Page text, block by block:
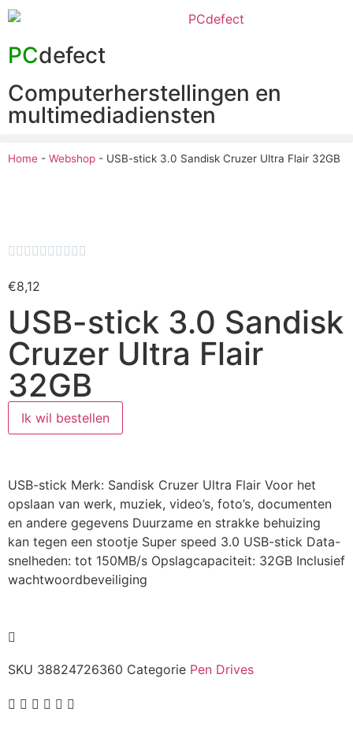
PCdefect
Computerherstellingen en
multimediadiensten
Home - Webshop - USB-stick 3.0 Sandisk Cruzer Ultra Flair 32GB
         
€8,12
USB-stick 3.0 Sandisk
Cruzer Ultra Flair
32GB
Ik wil bestellen
USB-stick Merk: Sandisk Cruzer Ultra Flair Voor het
opslaan van werk, muziek, video’s, foto’s, documenten
en andere gegevens Duurzame en strakke behuizing
kan tegen een stootje Super speed 3.0 USB-stick Data-
snelheden: tot 150MB/s Opslagcapaciteit: 32GB Inclusief
wachtwoordbeveiliging
SKU 38824726360 Categorie Pen Drives